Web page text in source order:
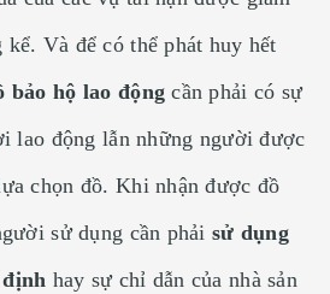
kể. Và để có thể phát huy hết
bảo hộ lao độngcần phải có sự
lao động lẫn những người được
chọn đồ. Khi nhận được đồ
sử dụng cần phảisử dụng
hay sự chỉ dẫn của nhà sản